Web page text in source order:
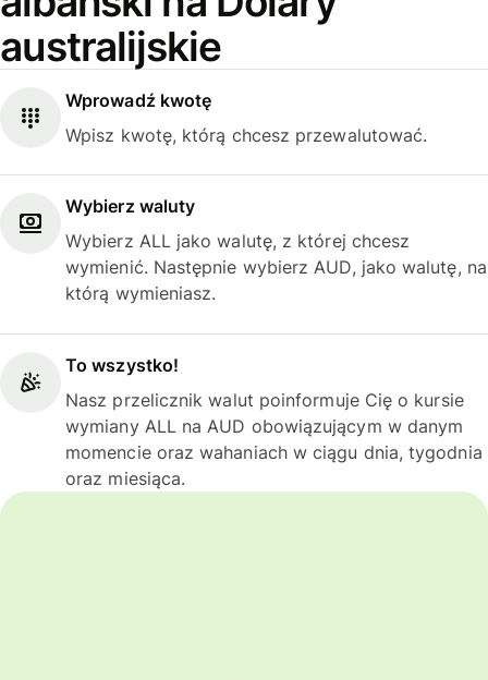
australijskie
Wprowadź kwotę
Wpisz kwotę, którą chcesz przewalutować.
Wybierz waluty
Wybierz ALL jako walutę, z której chcesz
wymienić. Następnie wybierz AUD, jako walutę, na
którą wymieniasz.
To wszystko!
Nasz przelicznik walut poinformuje Cię o kursie
wymiany ALL na AUD obowiązującym w danym
momencie oraz wahaniach w ciągu dnia, tygodnia
oraz miesiąca.